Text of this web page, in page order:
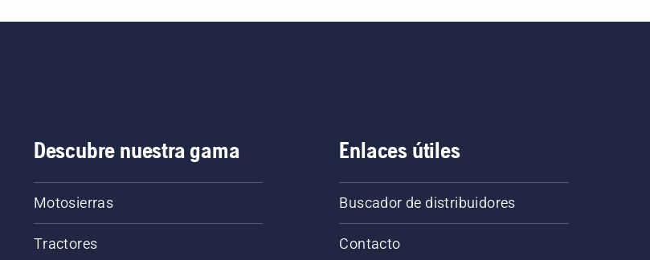
Descubre nuestra gama
Motosierras
Tractores
Enlaces útiles
Buscador de distribuidores
Contacto